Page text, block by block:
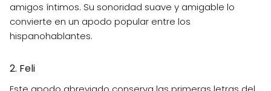
amigos íntimos. Su sonoridad suave y amigable lo
convierte en un apodo popular entre los
hispanohablantes.
2. Feli